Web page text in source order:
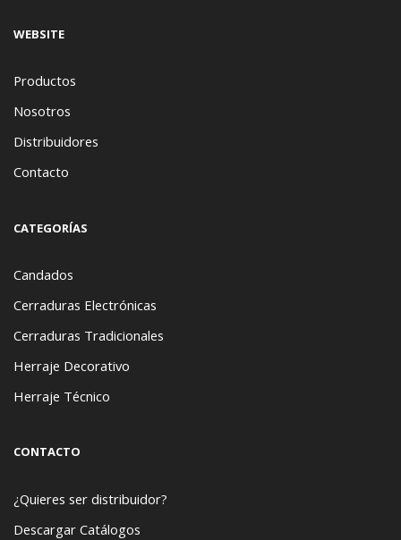
WEBSITE
Productos
Nosotros
Distribuidores
Contacto
CATEGORÍAS
Candados
Cerraduras Electrónicas
Cerraduras Tradicionales
Herraje Decorativo
Herraje Técnico
CONTACTO
¿Quieres ser distribuidor?
Descargar Catálogos